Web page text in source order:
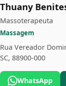
Thuany
Massoterapeuta
Massagem
Rua Vereador
SC, 88900-000
WhatsApp